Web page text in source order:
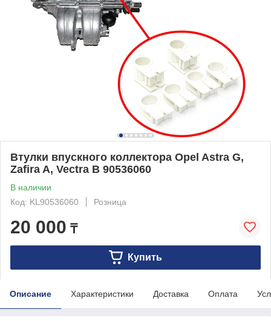
Втулки впускного коллектора Opel Astra G,
Zafira A, Vectra B 90536060
В наличии
Код: KL90536060
Розница
20 000 ₸
Купить
Описание Характеристики Доставка Оплата